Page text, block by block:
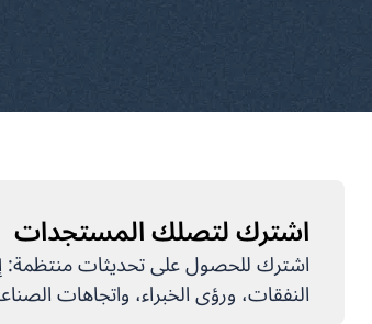
اشترك لتصلك المستجدات
اشترك للحصول على تحديثات منتظمة:
النفقات، ورؤى الخبراء، واتجاهات